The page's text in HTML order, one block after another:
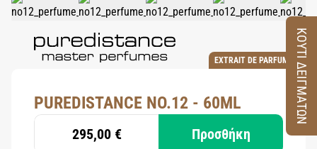
EXTRAIT DE PARFUM
PUREDISTANCE NO.12 - 60ML
295,00 € Προσθήκη
ΚΟΥΤΙ ΔΕΙΓΜΑΤΩΝ